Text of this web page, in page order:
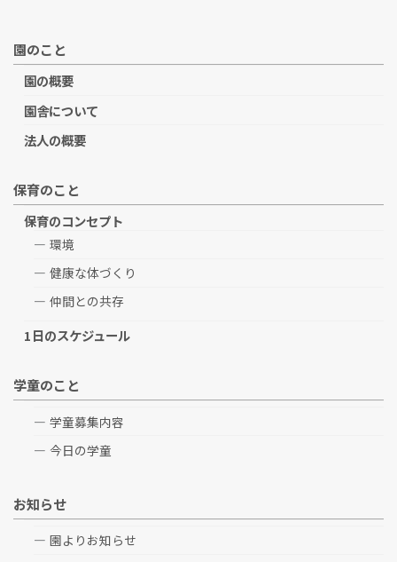
園のこと
園の概要
園舎について
法人の概要
保育のこと
保育のコンセプト
環境
健康な体づくり
仲間との共存
1日のスケジュール
学童のこと
学童募集内容
今日の学童
お知らせ
園よりお知らせ